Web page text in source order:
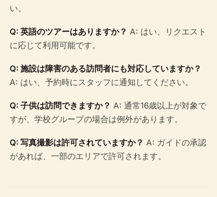
い。
Q: 英語のツアーはありますか？ A: はい、リクエスト
に応じて利用可能です。
Q: 施設は障害のある訪問者にも対応していますか？
A: はい、予約時にスタッフに通知してください。
Q: 子供は訪問できますか？ A: 通常16歳以上が対象で
すが、学校グループの場合は例外があります。
Q: 写真撮影は許可されていますか？ A: ガイドの承認
があれば、一部のエリアで許可されます。